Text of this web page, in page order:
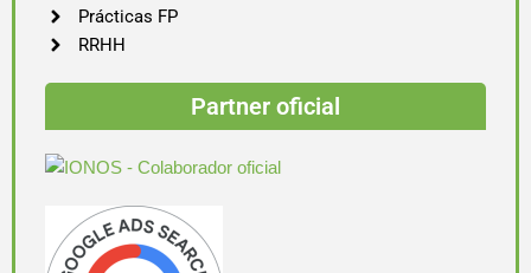
Prácticas FP
RRHH
Partner oficial